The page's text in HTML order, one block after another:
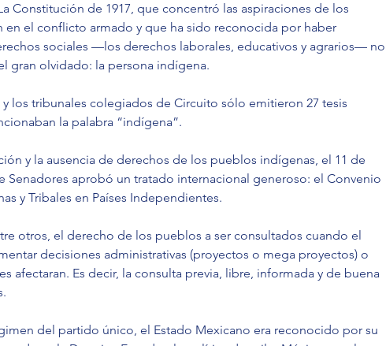
Constitución de 1917, que concentró las aspiraciones de los
en el conflicto armado y que ha sido reconocida por haber
sociales —los derechos laborales, educativos y agrarios— no
gran olvidado: la persona indígena.
y los tribunales colegiados de Circuito sólo emitieron 27 tesis
la palabra “indígena”.
y la ausencia de derechos de los pueblos indígenas, el 11 de
Senadores aprobó un tratado internacional generoso: el Convenio
y Tribales en Países Independientes.
otros, el derecho de los pueblos a ser consultados cuando el
decisiones administrativas (proyectos o mega proyectos) o
afectaran. Es decir, la consulta previa, libre, informada y de buena
del partido único, el Estado Mexicano era reconocido por su